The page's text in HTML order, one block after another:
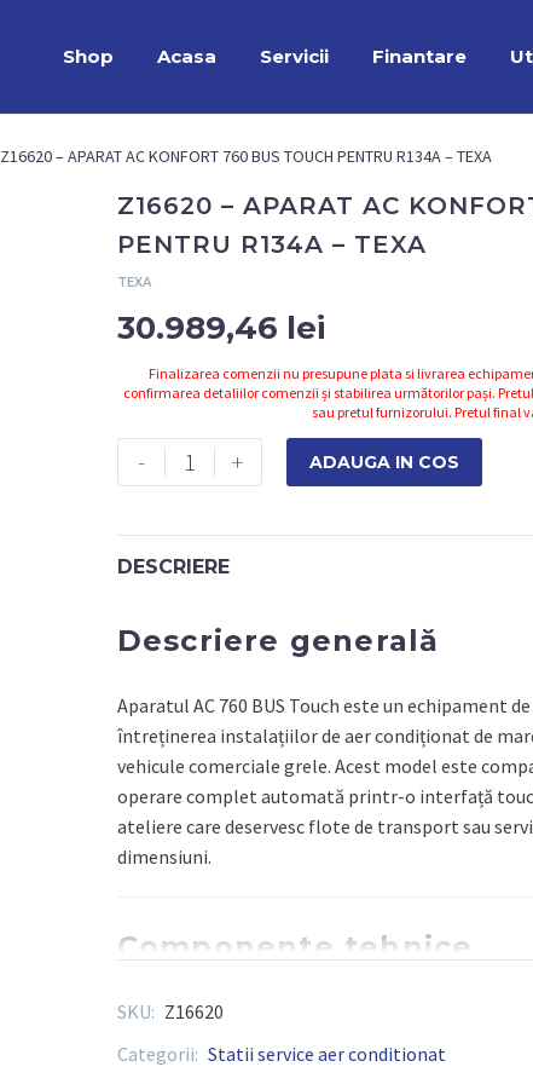
Shop Acasa Servicii Finantare
Z16620 – APARAT AC KONFORT 760 BUS TOUCH PENTRU R134A – TEXA
Z16620 – APARAT AC
PENTRU R134A – TEXA
TEXA
30.989,46 lei
Finalizarea comenzii nu presupune plata si livrarea
confirmarea detaliilor comenzii și stabilirea următorilor pași.
sau pretul furnizorului. Pretul final
-
Cantitate
Z16620
AC
760
TOUCH
PENTRU
R134A
TEXA
+ ADAUGA IN COS
DESCRIERE
Descriere generală
Aparatul AC 760 BUS Touch este un echipament
întreținerea instalațiilor de aer condiționat de
vehicule comerciale grele. Acest model este
operare complet automată printr-o interfață
ateliere care deservesc flote de transport sau
dimensiuni.
Componente tehnice
Compatibilitate agent frigorific
Ecran: Touchscreen color, 7 inch, cu
SKU: Z16620
Categorii: Statii service aer conditionat